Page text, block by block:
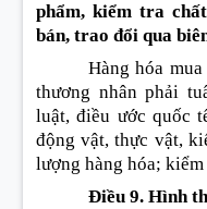
phẩm, kiểm tra
bán, trao đổi qua
Hàng hóa
thương nhân phải
luật, điều ước quốc
động vật, thực vật,
lượng hàng hóa;
Điều 9. Hình